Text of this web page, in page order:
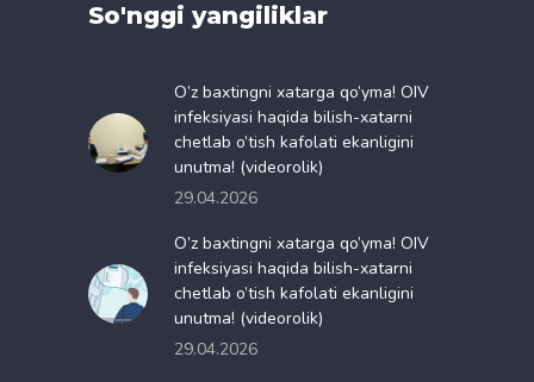
So'nggi yangiliklar
O’z baxtingni xatarga qo’yma! OIV
infeksiyasi haqida bilish-xatarni
chetlab o’tish kafolati ekanligini
unutma! (videorolik)
29.04.2026
O’z baxtingni xatarga qo’yma! OIV
infeksiyasi haqida bilish-xatarni
chetlab o’tish kafolati ekanligini
unutma! (videorolik)
29.04.2026